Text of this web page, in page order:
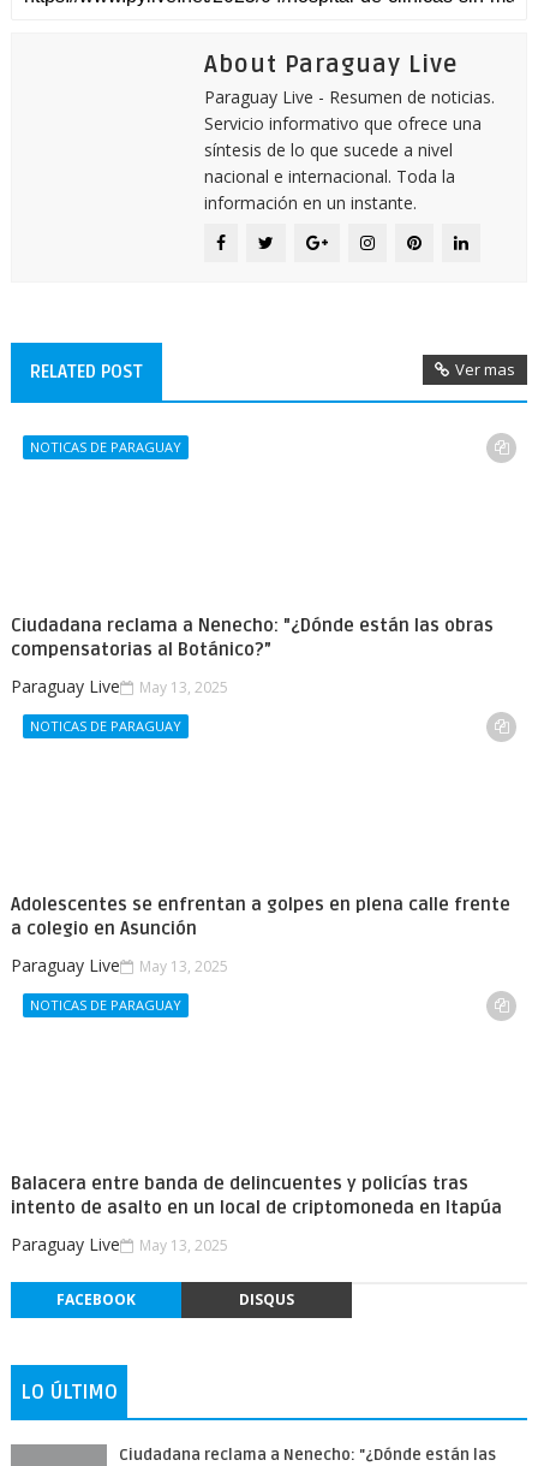
About Paraguay Live
Paraguay Live - Resumen de noticias.
Servicio informativo que ofrece una
síntesis de lo que sucede a nivel
nacional e internacional. Toda la
información en un instante.
RELATED POST Ver mas
NOTICAS DE PARAGUAY
Ciudadana reclama a Nenecho: "¿Dónde están las obras
compensatorias al Botánico?”
Paraguay Live May 13, 2025
NOTICAS DE PARAGUAY
Adolescentes se enfrentan a golpes en plena calle frente
a colegio en Asunción
Paraguay Live May 13, 2025
NOTICAS DE PARAGUAY
Balacera entre banda de delincuentes y policías tras
intento de asalto en un local de criptomoneda en Itapúa
Paraguay Live May 13, 2025
FACEBOOK DISQUS
LO ÚLTIMO
Ciudadana reclama a Nenecho: "¿Dónde están las